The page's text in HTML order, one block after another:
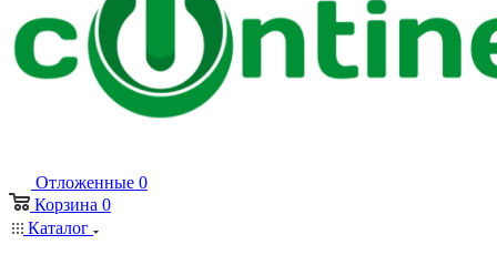
Отложенные 0
Корзина 0
Каталог